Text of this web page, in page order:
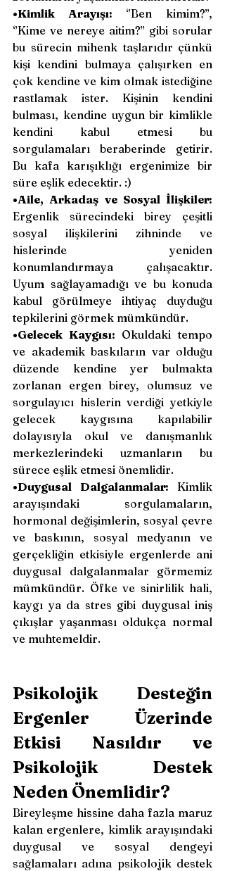
•Kimlik Arayışı: ‘’Ben kimim?’’,
‘’Kime ve nereye aitim?’’ gibi sorular
bu sürecin mihenk taşlarıdır çünkü
kişi kendini bulmaya çalışırken en
çok kendine ve kim olmak istediğine
rastlamak ister. Kişinin kendini
bulması, kendine uygun bir kimlikle
kendini kabul etmesi bu
sorgulamaları beraberinde getirir.
Bu kafa karışıklığı ergenimize bir
süre eşlik edecektir. :)
•Aile, Arkadaş ve Sosyal İlişkiler:
Ergenlik sürecindeki birey çeşitli
sosyal ilişkilerini zihninde ve
hislerinde yeniden
konumlandırmaya çalışacaktır.
Uyum sağlayamadığı ve bu konuda
kabul görülmeye ihtiyaç duyduğu
tepkilerini görmek mümkündür.
•Gelecek Kaygısı: Okuldaki tempo
ve akademik baskıların var olduğu
düzende kendine yer bulmakta
zorlanan ergen birey, olumsuz ve
sorgulayıcı hislerin verdiği yetkiyle
gelecek kaygısına kapılabilir
dolayısıyla okul ve danışmanlık
merkezlerindeki uzmanların bu
sürece eşlik etmesi önemlidir.
•Duygusal Dalgalanmalar: Kimlik
arayışındaki sorgulamaların,
hormonal değişimlerin, sosyal çevre
ve baskının, sosyal medyanın ve
gerçekliğin etkisiyle ergenlerde ani
duygusal dalgalanmalar görmemiz
mümkündür. Öfke ve sinirlilik hali,
kaygı ya da stres gibi duygusal iniş
çıkışlar yaşanması oldukça normal
ve muhtemeldir.
Psikolojik Desteğin
Ergenler Üzerinde
Etkisi Nasıldır ve
Psikolojik Destek
Neden Önemlidir?
Bireyleşme hissine daha fazla maruz
kalan ergenlere, kimlik arayışındaki
duygusal ve sosyal dengeyi
sağlamaları adına psikolojik destek